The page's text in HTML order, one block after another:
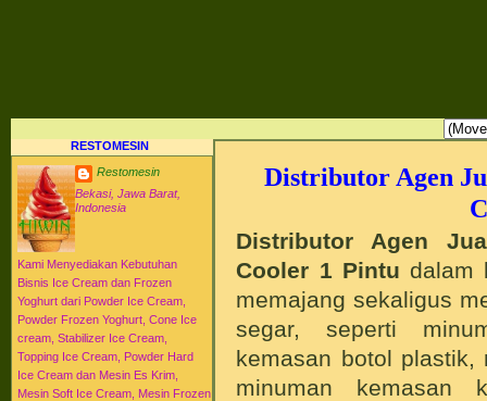
RESTOMESIN
Restomesin
Bekasi, Jawa Barat,
Indonesia
Kami Menyediakan Kebutuhan
Bisnis Ice Cream dan Frozen
Yoghurt dari Powder Ice Cream,
Powder Frozen Yoghurt, Cone Ice
cream, Stabilizer Ice Cream,
Topping Ice Cream, Powder Hard
Ice Cream dan Mesin Es Krim,
Mesin Soft Ice Cream, Mesin Frozen
Distributor Agen
Distributor Agen
Cooler 1 Pintu dalam
memajang sekaligus
segar, seperti
kemasan botol plastik,
minuman kemasan